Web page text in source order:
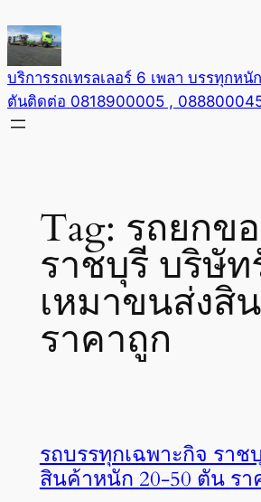
to
content
บริการรถเทรลเลอร์ 6 เพลา บรรทุกห
ตันติดต่อ 0818900005 ,
Tag: รถยกข
ราชบุรี บริษัท
เหมาขนส่งสิ
ราคาถูก
รถบรรทุกเฉพาะกิจ ราช
สินค้าหนัก 20-50 ตัน รา